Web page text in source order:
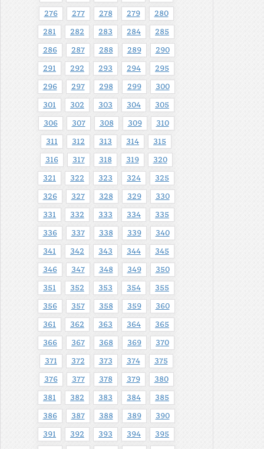
276 277 278 279 280
281 282 283 284 285
286 287 288 289 290
291 292 293 294 295
296 297 298 299 300
301 302 303 304 305
306 307 308 309 310
311 312 313 314 315
316 317 318 319 320
321 322 323 324 325
326 327 328 329 330
331 332 333 334 335
336 337 338 339 340
341 342 343 344 345
346 347 348 349 350
351 352 353 354 355
356 357 358 359 360
361 362 363 364 365
366 367 368 369 370
371 372 373 374 375
376 377 378 379 380
381 382 383 384 385
386 387 388 389 390
391 392 393 394 395